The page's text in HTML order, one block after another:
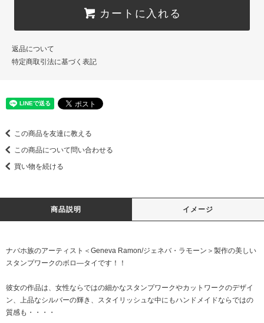
カートに入れる
返品について
特定商取引法に基づく表記
この商品を友達に教える
この商品について問い合わせる
買い物を続ける
商品説明 イメージ
ナバホ族のアーティスト＜Geneva Ramon/ジェネバ・ラモーン＞製作の美しい
スタンプワークのボロ―タイです！！
彼女の作品は、女性ならではの細かなスタンプワークやカットワークのデザイ
ン、上品なシルバーの輝き、スタイリッシュな中にもハンドメイドならではの
質感も・・・・